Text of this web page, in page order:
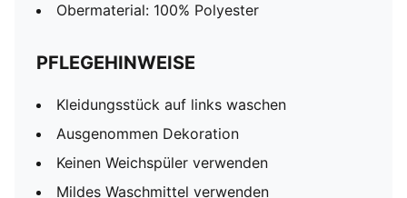
Obermaterial: 100% Polyester
PFLEGEHINWEISE
Kleidungsstück auf links waschen
Ausgenommen Dekoration
Keinen Weichspüler verwenden
Mildes Waschmittel verwenden